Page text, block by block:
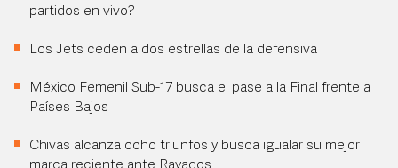
partidos en vivo?
Los Jets ceden a dos estrellas de la defensiva
México Femenil Sub-17 busca el pase a la Final frente a
Países Bajos
Chivas alcanza ocho triunfos y busca igualar su mejor